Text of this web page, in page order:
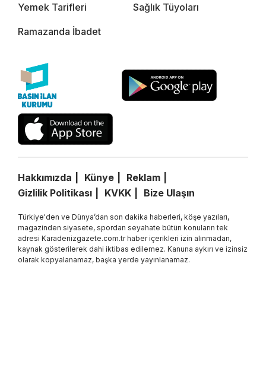
Yemek Tarifleri Sağlık Tüyoları
Ramazanda İbadet
Hakkımızda Künye
Reklam
Gizlilik Politikası
KVKK Bize Ulaşın
Türkiye'den ve Dünya’dan son dakika haberleri, köşe yazıları,
magazinden siyasete, spordan seyahate bütün konuların tek
adresi Karadenizgazete.com.tr haber içerikleri izin alınmadan,
kaynak gösterilerek dahi iktibas edilemez. Kanuna aykırı ve izinsiz
olarak kopyalanamaz, başka yerde yayınlanamaz.